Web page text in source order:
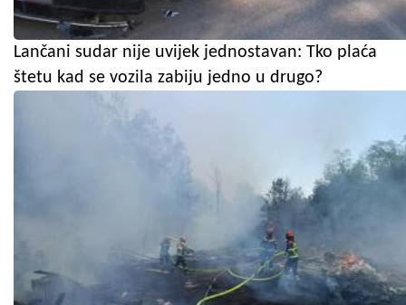
Lančani sudar nije uvijek jednostavan: Tko plaća
štetu kad se vozila zabiju jedno u drugo?